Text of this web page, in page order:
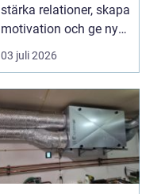
stärka relationer, skapa
motivation och ge ny
energi till både chefe...
03 juli 2026